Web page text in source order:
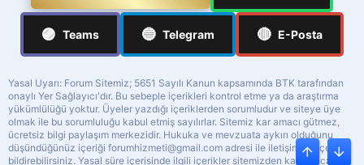
🟣 Teams 🔵 Telegram 🔴 E-Posta
Yasal Uyarı: Forum Sitemiz; 5651 Sayılı Kanun kapsamında BTK tarafından
onaylı Yer Sağlayıcı'dır. Bu sebeple içerikleri kontrol etme ya da araştırma
yükümlülüğü yoktur. Üyeler yazdığı içeriklerden sorumludur ve siteye üye
olmak ile bu sorumluluğu kabul etmiş sayılırlar. Sitemiz kar amacı gütmez,
ücretsiz bilgi paylaşım merkezidir. Hukuka ve mevzuata aykırı olduğunu
düşündüğünüz içeriği forumhizmeti@gmail.com adresi ile iletişime geçerek
bildirebilirsiniz. Yasal süre içerisinde ilgili içerikler sitemizden kaldırılacaktır.
Üst Alt